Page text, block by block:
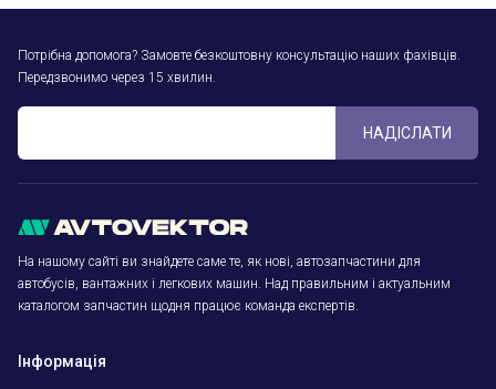
Потрібна допомога? Замовте безкоштовну консультацію наших фахівців.
Передзвонимо через 15 хвилин.
НАДІСЛАТИ
На нашому сайті ви знайдете саме те, як нові, автозапчастини для
автобусів, вантажних і легкових машин. Над правильним і актуальним
каталогом запчастин щодня працює команда експертів.
Інформація